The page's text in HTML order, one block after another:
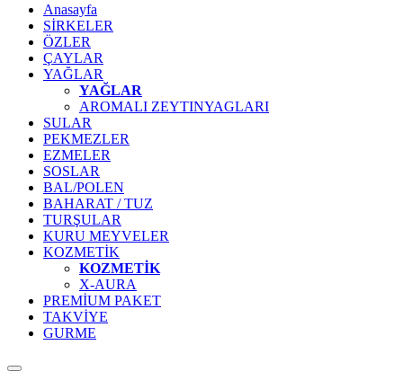
Anasayfa
SİRKELER
ÖZLER
ÇAYLAR
YAĞLAR
YAĞLAR
AROMALI ZEYTINYAGLARI
SULAR
PEKMEZLER
EZMELER
SOSLAR
BAL/POLEN
BAHARAT / TUZ
TURŞULAR
KURU MEYVELER
KOZMETİK
KOZMETİK
X-AURA
PREMİUM PAKET
TAKVİYE
GURME